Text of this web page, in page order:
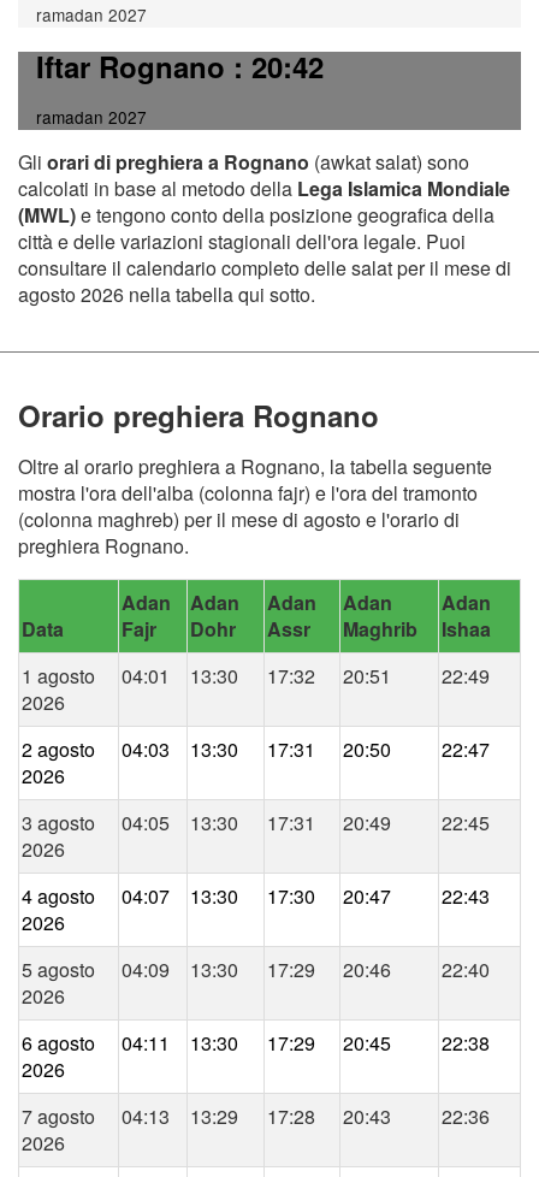
ramadan 2027
Iftar Rognano: 20:42
ramadan 2027
Gli orari di preghiera a Rognano (awkat salat) sono
calcolati in base al metodo della Lega Islamica Mondiale
(MWL)e tengono conto della posizione geografica della
città e delle variazioni stagionali dell'ora legale. Puoi
consultare il calendario completo delle salat per il mese di
agosto 2026 nella tabella qui sotto.
Orario preghiera Rognano
Oltre al orario preghiera a Rognano, la tabella seguente
mostra l'ora dell'alba (colonna fajr) e l'ora del tramonto
(colonna maghreb) per il mese di agosto e l'orario di
preghiera Rognano.
Data
Adan
Fajr
Adan
Dohr
Adan
Assr
Adan
Maghrib
Adan
Ishaa
1 agosto
2026
04:01 13:30 17:32 20:51 22:49
2 agosto
2026
04:03 13:30 17:31 20:50 22:47
3 agosto
2026
04:05 13:30 17:31 20:49 22:45
4 agosto
2026
04:07 13:30 17:30 20:47 22:43
5 agosto
2026
04:09 13:30 17:29 20:46 22:40
6 agosto
2026
04:11 13:30 17:29 20:45 22:38
7 agosto
2026
04:13 13:29 17:28 20:43 22:36